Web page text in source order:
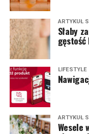
ARTYKUŁ
Słaby
LIFESTYLE
ARTYKUŁ
Wesele